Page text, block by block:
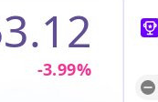
-3.99%